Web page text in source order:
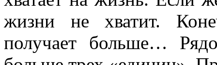
жизни не хватит.
получает больше…